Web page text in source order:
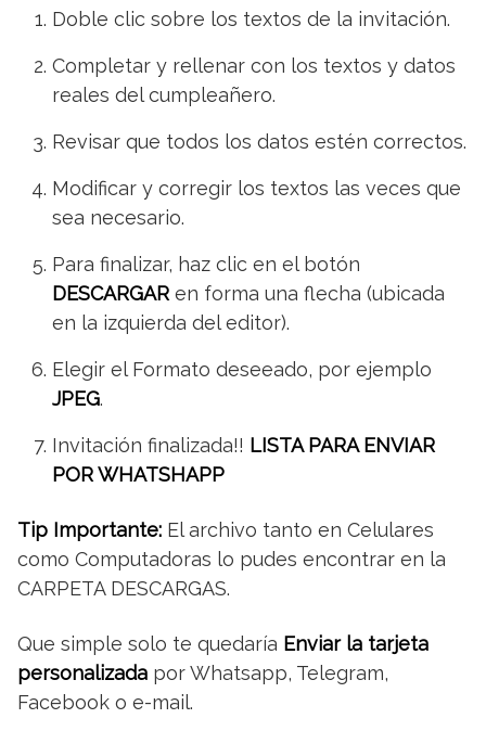
Doble clic sobre los textos de la invitación.
Completar y rellenar con los textos y datos
reales del cumpleañero.
Revisar que todos los datos estén correctos.
Modificar y corregir los textos las veces que
sea necesario.
Para finalizar, haz clic en el botón
DESCARGAR en forma una flecha (ubicada
en la izquierda del editor).
Elegir el Formato deseeado, por ejemplo
JPEG.
Invitación finalizada!! LISTA PARA ENVIAR
POR WHATSHAPP
Tip Importante: El archivo tanto en Celulares
como Computadoras lo pudes encontrar en la
CARPETA DESCARGAS.
Que simple solo te quedaría Enviar la tarjeta
personalizada por Whatsapp, Telegram,
Facebook o e-mail.